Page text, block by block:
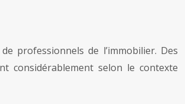
professionnels de l’immobilier. Des
considérablement selon le contexte